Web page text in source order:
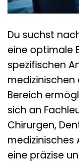
Du suchst
eine optimale
spezifischen
Bereich
sich an
Chirurgen,
medizinisches
eine präzise